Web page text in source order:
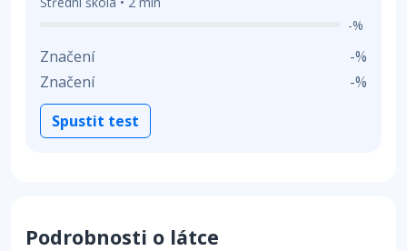
-%
Značení
-%
Značení
-%
Spustit test
Podrobnosti o látce